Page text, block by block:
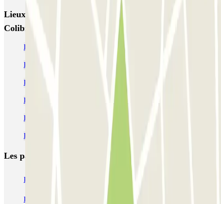
Lieux et événements intéressants à proximité Q-Park
Colibri La Rode
Parking Facultés Toulon pas cher
Parking Mayol
Parking Lafayette Toulon pas cher | Parclick
Parking Liberte Toulon
Parking Zénith Toulon pas cher | Parclick
Parking Gare de Toulon pas cher (courte & longue durée)
Les parkings les plus réservés
Parking Paris Parking Gare de Lyon Parking Gare Montparnasse
Parking Charles de Gaulle - Roissy Aeroport